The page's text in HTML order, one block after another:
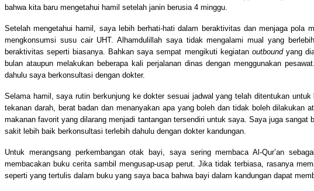
bahwa kita baru mengetahui hamil setelah janin berusia 4 minggu.
Setelah mengetahui hamil, saya lebih berhati-hati dalam beraktivitas dan menjaga
mengkonsumsi susu cair UHT. Alhamdulillah saya tidak mengalami mual yang
beraktivitas seperti biasanya. Bahkan saya sempat mengikuti kegiatan outboundyang
bulan ataupun melakukan beberapa kali perjalanan dinas dengan menggunakan
dahulu saya berkonsultasi dengan dokter.
Selama hamil, saya rutin berkunjung ke dokter sesuai jadwal yang telah ditentukan
tekanan darah, berat badan dan menanyakan apa yang boleh dan tidak boleh dilakukan
makanan favorit yang dilarang menjadi tantangan tersendiri untuk saya. Saya juga
sakit lebih baik berkonsultasi terlebih dahulu dengan dokter kandungan.
Untuk merangsang perkembangan otak bayi, saya sering membaca Al-Qur’an
membacakan buku cerita sambil mengusap-usap perut. Jika tidak terbiasa, rasanya
seperti yang tertulis dalam buku yang saya baca bahwa bayi dalam kandungan dapat